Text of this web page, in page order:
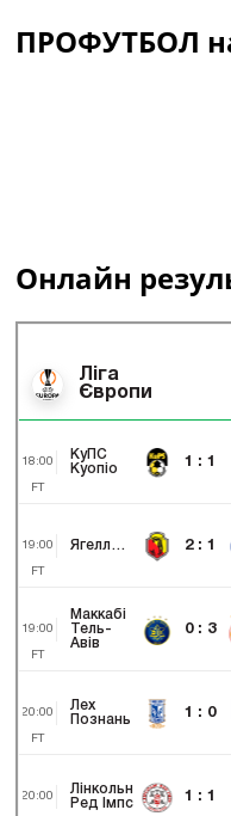
ПРОФУТБОЛ
Онлайн